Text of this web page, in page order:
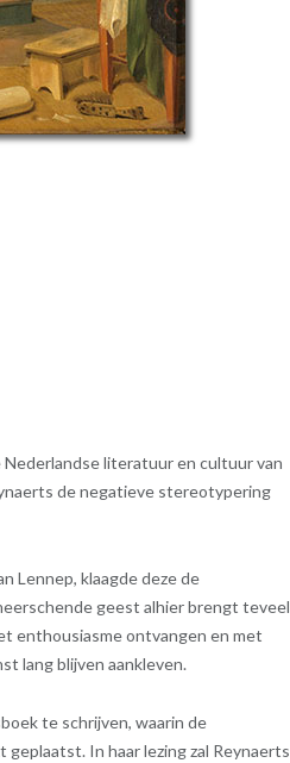
literatuur en cultuur van
de negatieve stereotypering
Lennep, klaagde deze de
geest alhier brengt teveel
enthousiasme ontvangen en met
lang blijven aankleven.
te schrijven, waarin de
In haar lezing zal Reynaerts